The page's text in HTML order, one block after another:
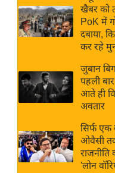
Hindi
Hindi
Live
News in
Hindi
ब
र
अंतर्राष्ट्रीय
बिज़नेस
उद्योग
विशेषज्ञ
राय
खैबर को
PoK में
दबाया,
कर रहे
जुबान
पहली
आते ही
अवतार
सिर्फ एक
ओवैसी
'लोन